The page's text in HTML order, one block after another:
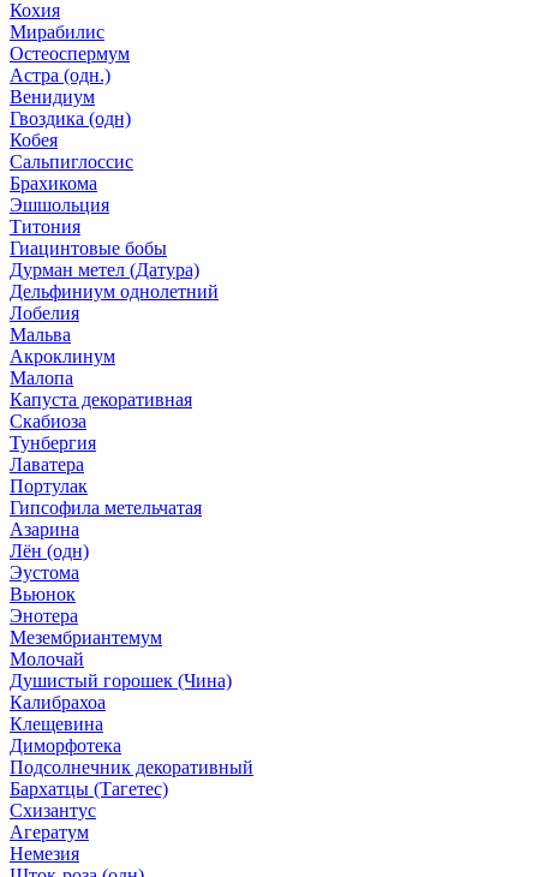
Кохия
Мирабилис
Остеоспермум
Астра (одн.)
Венидиум
Гвоздика (одн)
Кобея
Сальпиглоссис
Брахикома
Эшшольция
Титония
Гиацинтовые бобы
Дурман метел (Датура)
Дельфиниум однолетний
Лобелия
Мальва
Акроклинум
Малопа
Капуста декоративная
Скабиоза
Тунбергия
Лаватера
Портулак
Гипсофила метельчатая
Азарина
Лён (одн)
Эустома
Вьюнок
Энотера
Мезембриантемум
Молочай
Душистый горошек (Чина)
Калибрахоа
Клещевина
Диморфотека
Подсолнечник декоративный
Бархатцы (Тагетес)
Схизантус
Агератум
Немезия